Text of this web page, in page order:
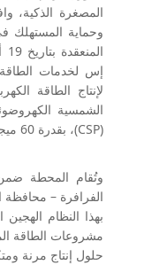
المصغرة الذكية،
إس لخدمات
لإنتاج الطاقة
(CSP)، بقدرة 60 ميجاوات. .
وتُقام المحطة
الفرافرة –
بهذا النظام
مشروعات الطاقة
حلول إنتاج مرنة